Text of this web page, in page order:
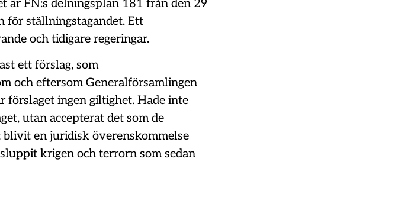
är FN:s delningsplan 181 från den 29
för ställningstagandet. Ett
och tidigare regeringar.
ett förslag, som
och eftersom Generalförsamlingen
ingen giltighet. Hade inte
utan accepterat det som de
blivit en juridisk överenskommelse
krigen och terrorn som sedan